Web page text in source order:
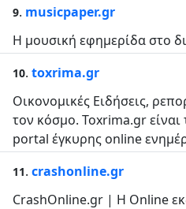
9. musicpaper.gr
Η μουσική εφημερίδα στο
10. toxrima.gr
Οικονομικές Ειδήσεις,
τον κόσμο. Toxrima.gr
portal έγκυρης online
11. crashonline.gr
CrashOnline.gr | Η Online